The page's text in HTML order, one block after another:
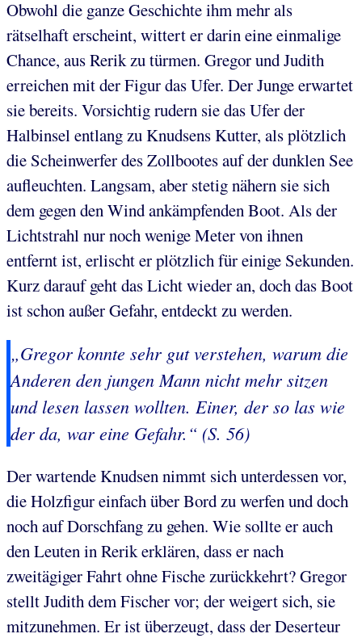
Obwohl die ganze Geschichte ihm mehr als
rätselhaft erscheint, wittert er darin eine einmalige
Chance, aus Rerik zu türmen. Gregor und Judith
erreichen mit der Figur das Ufer. Der Junge erwartet
sie bereits. Vorsichtig rudern sie das Ufer der
Halbinsel entlang zu Knudsens Kutter, als plötzlich
die Scheinwerfer des Zollbootes auf der dunklen See
aufleuchten. Langsam, aber stetig nähern sie sich
dem gegen den Wind ankämpfenden Boot. Als der
Lichtstrahl nur noch wenige Meter von ihnen
entfernt ist, erlischt er plötzlich für einige Sekunden.
Kurz darauf geht das Licht wieder an, doch das Boot
ist schon außer Gefahr, entdeckt zu werden.
„Gregor konnte sehr gut verstehen, warum die
Anderen den jungen Mann nicht mehr sitzen
und lesen lassen wollten. Einer, der so las wie
der da, war eine Gefahr.“ (S. 56)
Der wartende Knudsen nimmt sich unterdessen vor,
die Holzfigur einfach über Bord zu werfen und doch
noch auf Dorschfang zu gehen. Wie sollte er auch
den Leuten in Rerik erklären, dass er nach
zweitägiger Fahrt ohne Fische zurückkehrt? Gregor
stellt Judith dem Fischer vor; der weigert sich, sie
mitzunehmen. Er ist überzeugt, dass der Deserteur